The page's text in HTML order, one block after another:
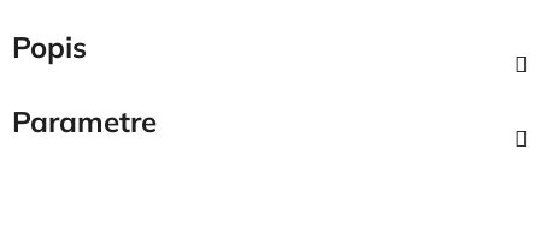
Popis
Parametre